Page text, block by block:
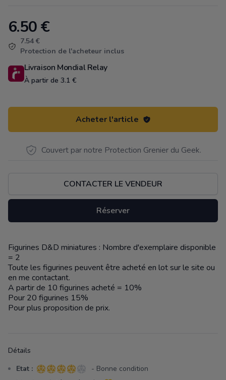
Product information
6.50€
7.54 €
Protection de l'acheteur inclus
Livraison Mondial Relay
À partir de 3.1 €
Acheter l'article
Couvert par notre Protection Grenier du Geek.
CONTACTER LE VENDEUR
Réserver
Description
Figurines D&D miniatures : Nombre d'exemplaire disponible
= 2
Toute les figurines peuvent être acheté en lot sur le site ou
en me contactant.
A partir de 10 figurines acheté = 10%
Pour 20 figurines 15%
Pour plus proposition de prix.
Détails
Etat : 4 sur 5 étoiles
- Bonne condition